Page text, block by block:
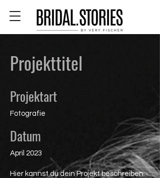
Projekttitel
Projektart
Fotografie
Datum
April 2023
Hier kannst du dein Projekt beschreiben.